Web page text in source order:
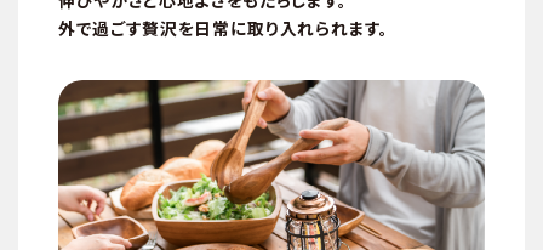
外で過ごす贅沢を日常に取り入れられます。